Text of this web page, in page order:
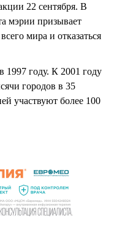
22 сентября. В
мэрии призывает
мира и отказаться
1997 году. К 2001 году
городов в 35
участвуют более 100